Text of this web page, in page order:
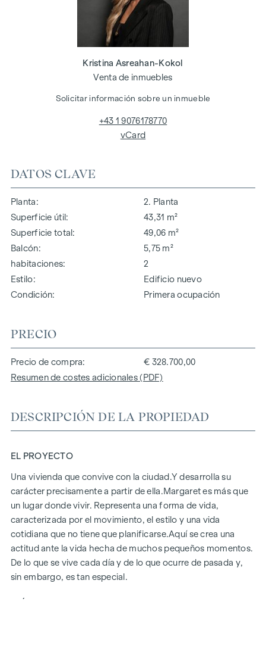
DATOS CLAVE
Planta
2. Planta
Superficie útil
43,31 m²
Superficie total
49,06 m²
Balcón
5,75 m²
habitaciones
2
Estilo
Edificio nuevo
Condición
Primera ocupación
PRECIO
Precio de compra
€ 328.700,00
Resumen de costes adicionales (PDF)
DESCRIPCIÓN DE LA PROPIEDAD
EL PROYECTO
Una vivienda que convive con la ciudad.Y desarrolla su
carácter precisamente a partir de ella.Margaretes más que
un lugar donde vivir. Representa una forma de vida,
caracterizada por el movimiento, el estilo y una vida
cotidiana que no tiene que planificarse.Aquí se crea una
actitud ante la vida hecha de muchos pequeños momentos.
De lo que se vive cada día y de lo que ocurre de pasada y,
sin embargo, es tan especial.
Kristina Asreahan-Kokol
Venta de inmuebles
Solicitar información sobre un inmueble
+43 1 9076178770
vCard